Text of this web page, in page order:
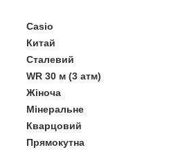
Casio
Китай
Сталевий
WR 30 м (3 атм)
Жіноча
Мінеральне
Кварцовий
Прямокутна